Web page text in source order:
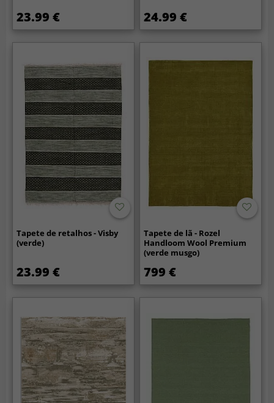
23.99 € 24.99 €
Tapete de retalhos - Visby
(verde)
23.99 €
Tapete de lã - Rozel
Handloom Wool Premium
(verde musgo)
799 €